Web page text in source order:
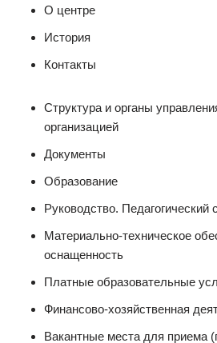
О центре
История
Контакты
Структура и органы
организацией
Документы
Образование
Руководство. Педагогический
Материально-техническое
оснащенность
Платные образовательные
Финансово-хозяйственная
Вакантные места для приема